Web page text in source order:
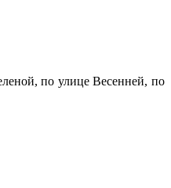
по улице Весенней, по